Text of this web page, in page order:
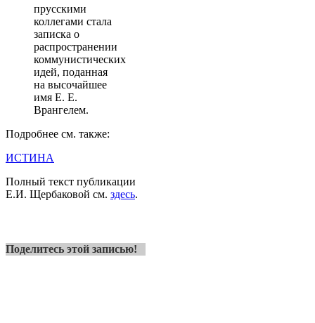
прусскими
коллегами стала
записка о
распространении
коммунистических
идей, поданная
на высочайшее
имя Е. Е.
Врангелем.
Подробнее см. также:
ИСТИНА
Полный текст публикации
Е.И. Щербаковой см. здесь.
Поделитесь этой записью!